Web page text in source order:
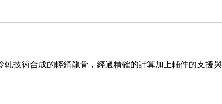
技術合成的輕鋼龍骨，經過精確的計算加上輔件的支援